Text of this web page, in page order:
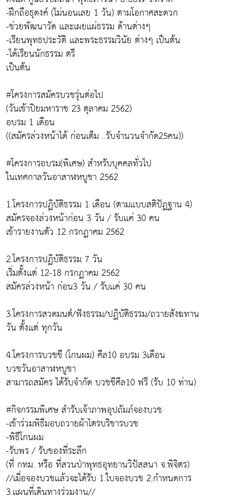
-ฝึกถือธุดงค์ (ไม่นอนเลย 1 วัน) ตามโอกาศสะดวก
-ช่วยพัฒนาวัด เเละเผยเเผ่ธรรม ด้านต่างๆ
-เรียนพุทธประวัติ เเละพระธรรมวินัย ต่างๆ เป็นต้น
-ได้เรียนนักธรรม ตรี
เป็นต้น
#โครงการสมัครบวชรุ่นต่อไป
(วันเข้าปิยมหาราช 23 ตุลาคม 2562)
อบรม 1 เดือน
((สมัครล่วงหน้าได้ ก่อนเต็ม ..รับจำนวนจำกัด25คน))
#โครงการอบรม(พิเศษ) สำหรับบุคคลทั่วไป
ในเทศกาลวันอาสาฬหบูชา 2562
1.โครงการปฏิบัติธรรม 1 เดือน (ตามเเบบสติปัฏฐาน 4)
สมัครจองล่วงหน้าก่อน 3 วัน / รับเเค่ 30 คน
เข้ารายงานตัว 12 กรกฏาคม 2562
2.โครงการปฏิบัติธรรม 7 วัน
เริ่มตั้งเเต่ 12-18 กรกฏาคม 2562
สมัครล่วงหน้า ก่อน3 วัน / รับเเค่ 30 คน
3.โครงการสวดมนต์/ฟังธรรม/ปฏิบัติธรรม/ถวายสังฆทาน
วัน ตั้งเเต่ ทุกวัน
4.โครงการบวชชี (โกนผม) ศีล10 อบรม 3เดือน
บวชวันอาสาฬหบูชา
สามารถสมัคร ได้รับจำกัด บวชชีศีล10 ฟรี (รับ 10 ท่าน)
#กิจกรรมพิเศษ สำรับเจ้าภาพอุปถัมภ์จองบวช
-เข้าร่วมพิธีมอบถวายผ้าไตรบริขารบวช
-พิธีโกนผม
-รับพร / รับของที่ระลึก
(ที่ กทม. หรือ ที่สวนป่าพุทธอุทยานวิปัสสนา จ.พิจิตร)
//เมื่อจองบวชเเล้วจะได้รับ 1.ใบจองบวช 2.กำหนดการ
3.เเผนที่เดินทางร่วมงาน//